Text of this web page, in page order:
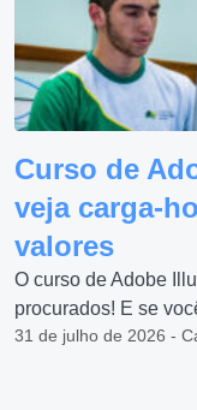
Curso de
veja carga-
valores
O curso de Adobe
procurados! E se
31 de julho de 2026 -